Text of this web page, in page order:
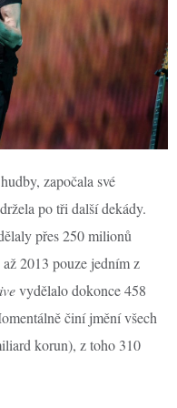
započala své
po tři další dekády.
přes 250 milionů
2013 pouze jedním z
vydělalo dokonce 458
činí jmění všech
korun), z toho 310